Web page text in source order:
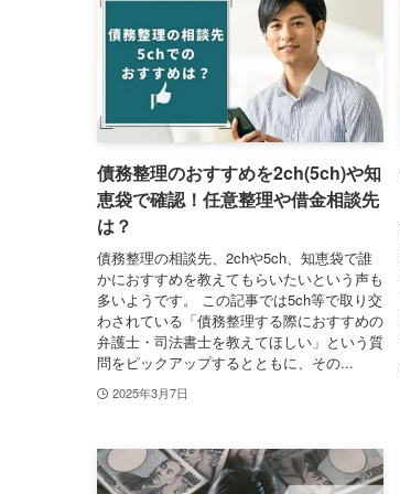
債務整理のおすすめを2ch(5ch)や知
恵袋で確認！任意整理や借金相談先
は？
債務整理の相談先、2chや5ch、知恵袋で誰
かにおすすめを教えてもらいたいという声も
多いようです。 この記事では5ch等で取り交
わされている「債務整理する際におすすめの
弁護士・司法書士を教えてほしい」という質
問をピックアップするとともに、その...
2025年3月7日